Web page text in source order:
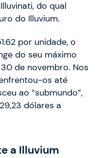
do qual
do Illuvium.
por unidade, o
do seu máximo
30 de novembro. Nos
os até
ao “submundo”,
dólares a
a Illuvium